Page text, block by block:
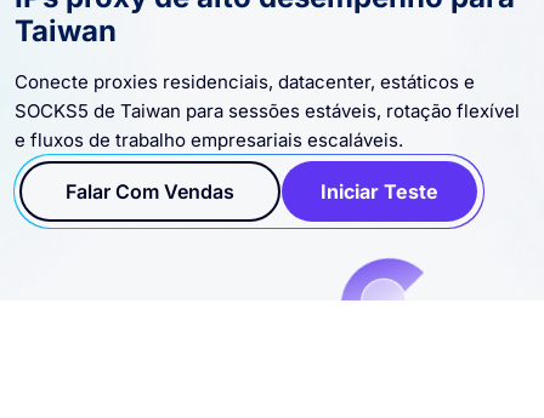
IPs proxy de alto desempenho para
Conecte proxies residenciais, datacenter, estáticos e
SOCKS5 de Taiwan para sessões estáveis, rotação flexível
e fluxos de trabalho empresariais escaláveis.
Falar Com Vendas Iniciar Teste